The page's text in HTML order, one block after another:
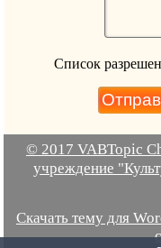
Список
© 2017 VABTopic
учреждение
Скачать тему для